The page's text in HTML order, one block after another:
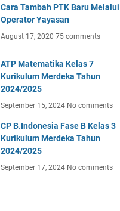
Cara Tambah PTK Baru Melalui
Operator Yayasan
August 17, 2020 75 comments
ATP Matematika Kelas 7
Kurikulum Merdeka Tahun
2024/2025
September 15, 2024 No comments
CP B.Indonesia Fase B Kelas 3
Kurikulum Merdeka Tahun
2024/2025
September 17, 2024 No comments